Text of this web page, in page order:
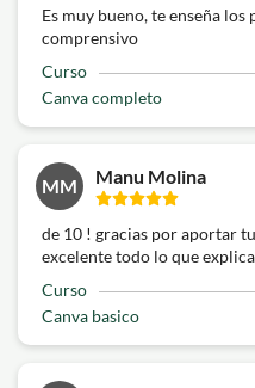
Es muy bueno, te enseña los
comprensivo
Curso
Canva completo
MM Manu Molina
de 10 ! gracias por aportar
excelente todo lo que
Curso
Canva basico